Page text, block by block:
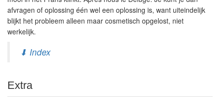
afvragen of oplossing één wel een oplossing is, want uiteindelijk
blijkt het probleem alleen maar cosmetisch opgelost, niet
werkelijk.
⬇ Index
Extra